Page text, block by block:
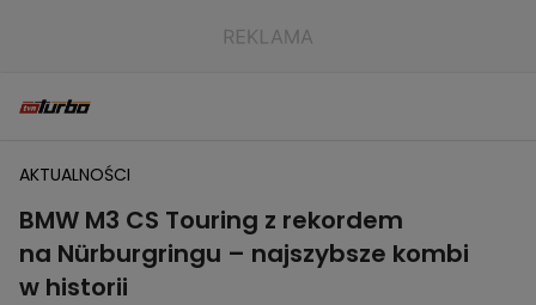
AKTUALNOŚCI
BMW M3 CS Touring z rekordem
na Nürburgringu – najszybsze kombi
w historii